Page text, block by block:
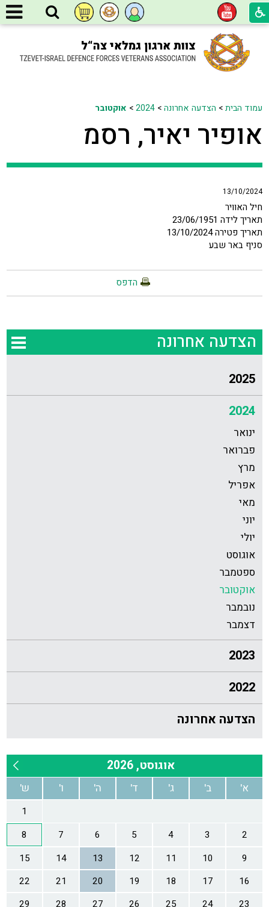
עמוד הבית> הצדעה אחרונה>
2024
> אוקטובר
אופיר יאיר, רסמ
13/10/2024
חיל האוויר
תאריך לידה 23/06/1951
תאריך פטירה 13/10/2024
סניף באר שבע
הדפס
הצדעה אחרונה
2025
2024
ינואר
פברואר
מרץ
אפריל
מאי
יוני
יולי
אוגוסט
ספטמבר
אוקטובר
נובמבר
דצמבר
2023
2022
הצדעה אחרונה